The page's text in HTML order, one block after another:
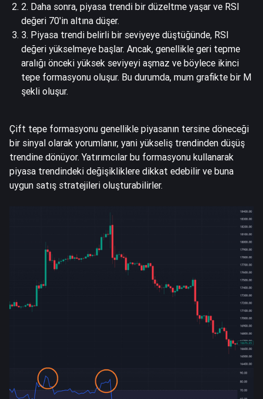
2. Daha sonra, piyasa trendi bir düzeltme yaşar ve RSI
değeri 70'in altına düşer.
3. Piyasa trendi belirli bir seviyeye düştüğünde, RSI
değeri yükselmeye başlar. Ancak, genellikle geri tepme
aralığı önceki yüksek seviyeyi aşmaz ve böylece ikinci
tepe formasyonu oluşur. Bu durumda, mum grafikte bir M
şekli oluşur.
Çift tepe formasyonu genellikle piyasanın tersine döneceği
bir sinyal olarak yorumlanır, yani yükseliş trendinden düşüş
trendine dönüyor. Yatırımcılar bu formasyonu kullanarak
piyasa trendindeki değişikliklere dikkat edebilir ve buna
uygun satış stratejileri oluşturabilirler.